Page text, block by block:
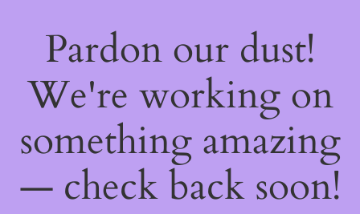
Pardon our dust!
We're working on
something amazing
— check back soon!